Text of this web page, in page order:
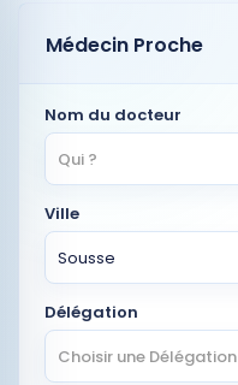
Médecin Proche
Nom du docteur
Qui ?
Ville
Sousse
Délégation
Choisir une Délégation